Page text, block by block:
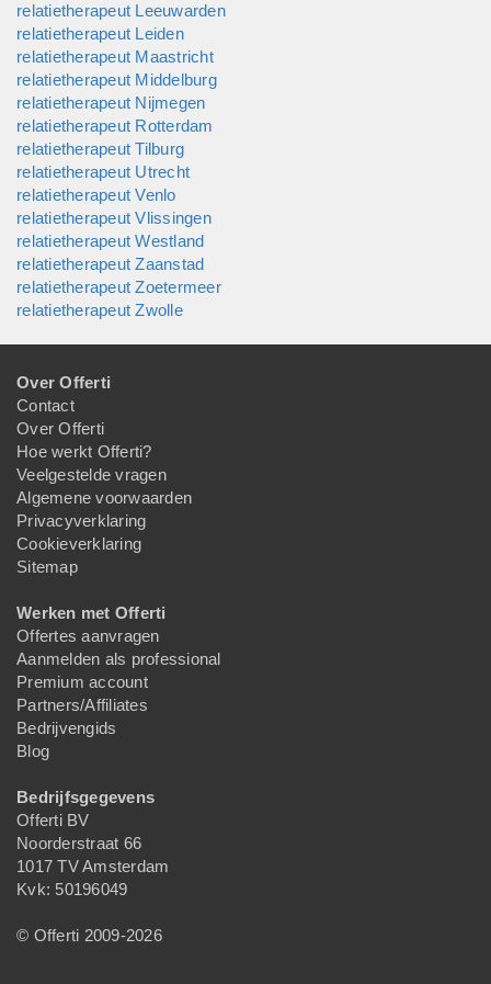
relatietherapeut Leeuwarden
relatietherapeut Leiden
relatietherapeut Maastricht
relatietherapeut Middelburg
relatietherapeut Nijmegen
relatietherapeut Rotterdam
relatietherapeut Tilburg
relatietherapeut Utrecht
relatietherapeut Venlo
relatietherapeut Vlissingen
relatietherapeut Westland
relatietherapeut Zaanstad
relatietherapeut Zoetermeer
relatietherapeut Zwolle
Over Offerti
Contact
Over Offerti
Hoe werkt Offerti?
Veelgestelde vragen
Algemene voorwaarden
Privacyverklaring
Cookieverklaring
Sitemap
Werken met Offerti
Offertes aanvragen
Aanmelden als professional
Premium account
Partners/Affiliates
Bedrijvengids
Blog
Bedrijfsgegevens
Offerti BV
Noorderstraat 66
1017 TV Amsterdam
Kvk: 50196049
© Offerti 2009-2026